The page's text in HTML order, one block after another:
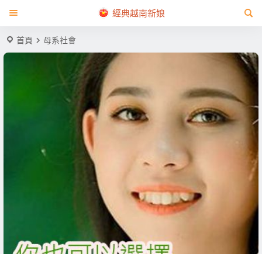
經典越南新娘
首頁 母系社會